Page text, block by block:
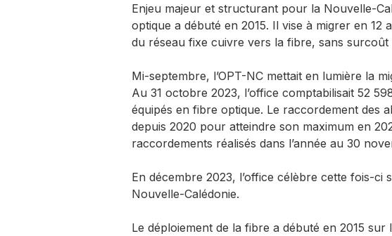
Enjeu majeur et structurant pour la Nouvelle-
optique a débuté en 2015. Il vise à migrer en 12
du réseau fixe cuivre vers la fibre, sans
Mi-septembre, l’OPT-NC mettait en lumière la
Au 31 octobre 2023, l’office comptabilisait 52
équipés en fibre optique. Le raccordement des
depuis 2020 pour atteindre son maximum en
raccordements réalisés dans l’année au 30
En décembre 2023, l’office célèbre cette fois-ci
Nouvelle-Calédonie.
Le déploiement de la fibre a débuté en 2015 sur